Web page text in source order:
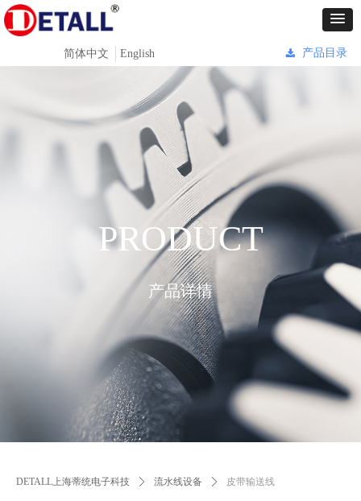
简体中文 English 끂 产品目录
DETALL上海蒂统电子科技 ꄲ 流水线设备 ꄲ 皮带输送线
Control Render
ControlType:productSlideBind Error:未将对象引用设置到对象的实例。
PRODUCT
产品详情